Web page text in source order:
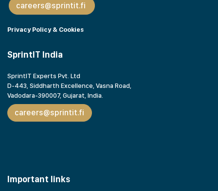
careers@sprintit.fi
Privacy Policy & Cookies
SprintIT India
SprintIT Experts Pvt. Ltd
D-443, Siddharth Excellence, Vasna Road,
Vadodara-390007, Gujarat, India.
careers@sprintit.fi
Important links